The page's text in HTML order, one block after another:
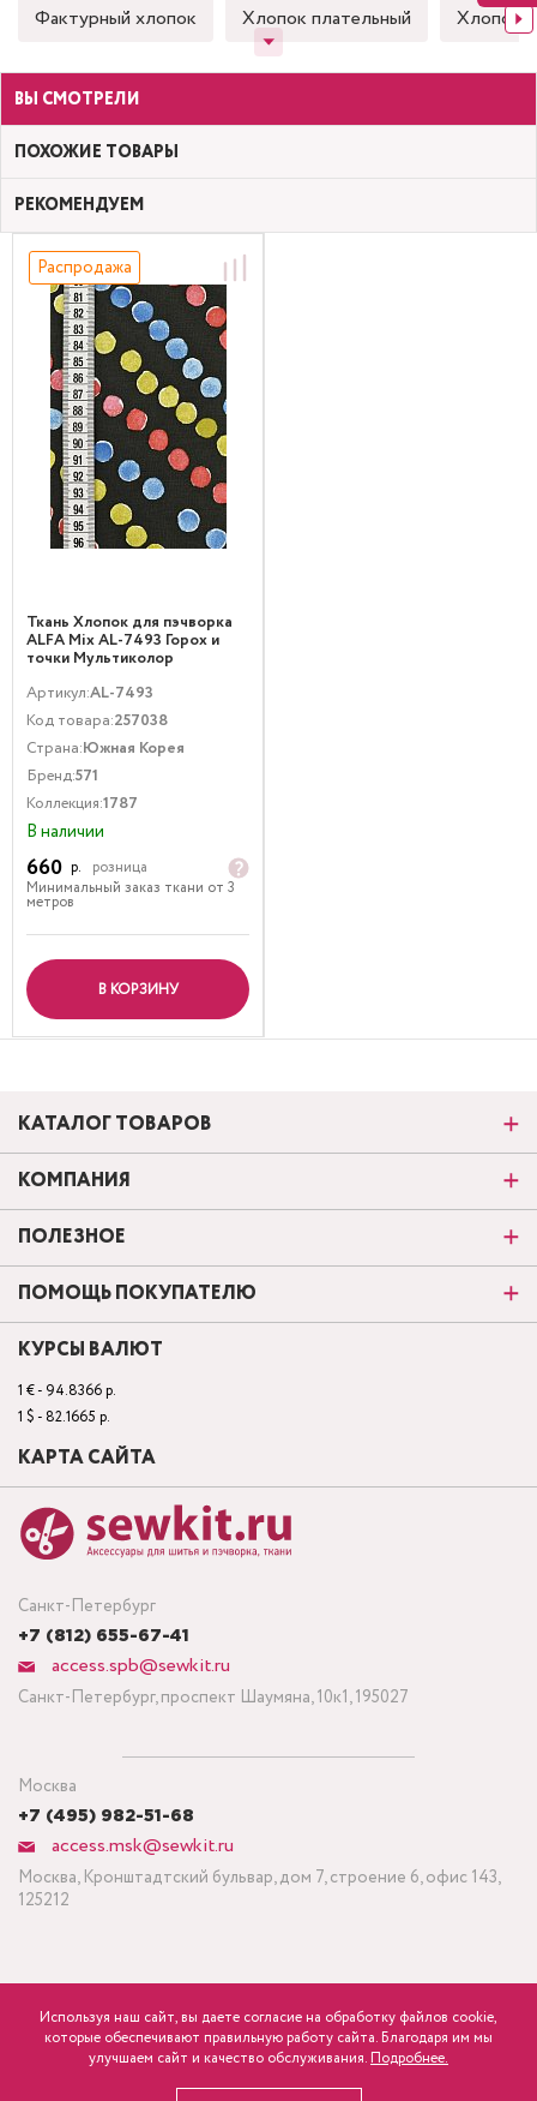
розница Минимальный заказ ткани от 3 метров
Фактурный хлопок Хлопок плательный Хлопок
ВЫ СМОТРЕЛИ
ПОХОЖИЕ ТОВАРЫ
РЕКОМЕНДУЕМ
Распродажа
Ткань Хлопок для пэчворка
ALFA Mix AL-7493 Горох и
точки Мультиколор
Артикул:AL-7493
Код товара:257038
Страна:Южная Корея
Бренд:571
Коллекция:1787
В наличии
660 р.
розница
Минимальный заказ ткани от 3
метров
В КОРЗИНУ
Санкт-Петербург
+7 (812) 655-67-41
access.spb@sewkit.ru
Санкт-Петербург, проспект Шаумяна, 10к1, 195027
Москва
+7 (495) 982-51-68
access.msk@sewkit.ru
Москва, Кронштадтский бульвар, дом 7, строение 6, офис 143,
125212
КАТАЛОГ ТОВАРОВ
КОМПАНИЯ
ПОЛЕЗНОЕ
ПОМОЩЬ ПОКУПАТЕЛЮ
КУРСЫ ВАЛЮТ
1 € - 94.8366 р.
1 $ - 82.1665 р.
КАРТА САЙТА
Политика конфиденциальности
ПОДПИСАТЬСЯ НА НОВОСТИ
Используя наш сайт, вы даете согласие на обработку файлов cookie,
которые обеспечивают правильную работу сайта. Благодаря им мы
улучшаем сайт и качество обслуживания. Подробнее.